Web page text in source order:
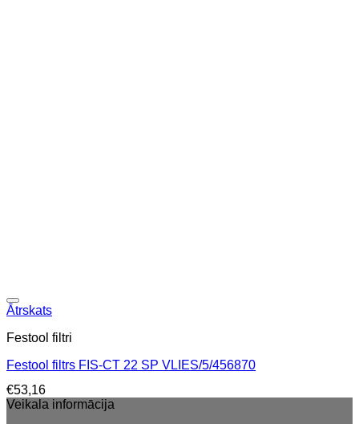
Ātrskats
Festool filtri
Festool filtrs FIS-CT 22 SP VLIES/5/456870
€53,16
Veikala informācija